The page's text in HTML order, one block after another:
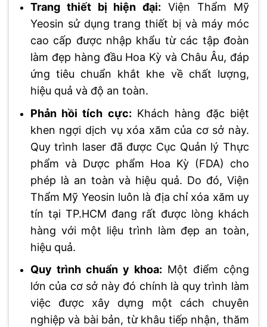
Trang thiết bị hiện đại: Viện Thẩm Mỹ
Yeosin sử dụng trang thiết bị và máy móc
cao cấp được nhập khẩu từ các tập đoàn
làm đẹp hàng đầu Hoa Kỳ và Châu Âu, đáp
ứng tiêu chuẩn khắt khe về chất lượng,
hiệu quả và độ an toàn.
Phản hồi tích cực: Khách hàng đặc biệt
khen ngợi dịch vụ xóa xăm của cơ sở này.
Quy trình laser đã được Cục Quản lý Thực
phẩm và Dược phẩm Hoa Kỳ (FDA) cho
phép là an toàn và hiệu quả. Do đó, Viện
Thẩm Mỹ Yeosin luôn là địa chỉ xóa xăm uy
tín tại TP.HCM đang rất được lòng khách
hàng với một liệu trình làm đẹp an toàn,
hiệu quả.
Quy trình chuẩn y khoa: Một điểm cộng
lớn của cơ sở này đó chính là quy trình làm
việc được xây dựng một cách chuyên
nghiệp và bài bản, từ khâu tiếp nhận, thăm